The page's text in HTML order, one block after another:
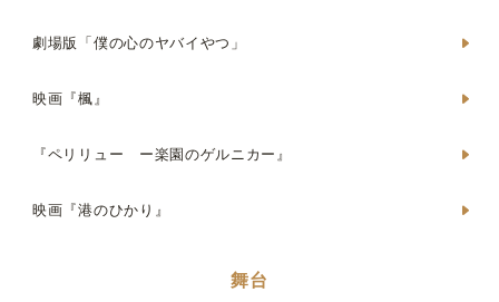
劇場版「僕の心のヤバイやつ」
映画『楓』
『ペリリュー ー楽園のゲルニカー』
映画『港のひかり』
舞台